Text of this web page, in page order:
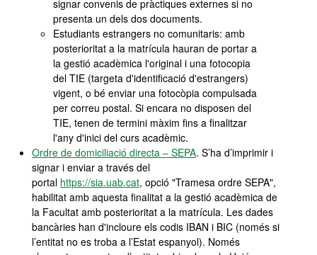
signar convenis de pràctiques externes si no
presenta un dels dos documents.
Estudiants estrangers no comunitaris: amb
posterioritat a la matrícula hauran de portar a
la gestió acadèmica l'original i una fotocopia
del TIE (targeta d'identificació d'estrangers)
vigent, o bé enviar una fotocòpia compulsada
per correu postal. Si encara no disposen del
TIE, tenen de termini màxim fins a finalitzar
l'any d'inici del curs acadèmic.
Ordre de domiciliació directa – SEPA. S’ha d’imprimir i
signar i enviar a través del
portal https://sia.uab.cat, opció "Tramesa ordre SEPA",
habilitat amb aquesta finalitat a la gestió acadèmica de
la Facultat amb posterioritat a la matrícula. Les dades
bancàries han d'incloure els codis IBAN i BIC (només si
l’entitat no es troba a l’Estat espanyol). Només